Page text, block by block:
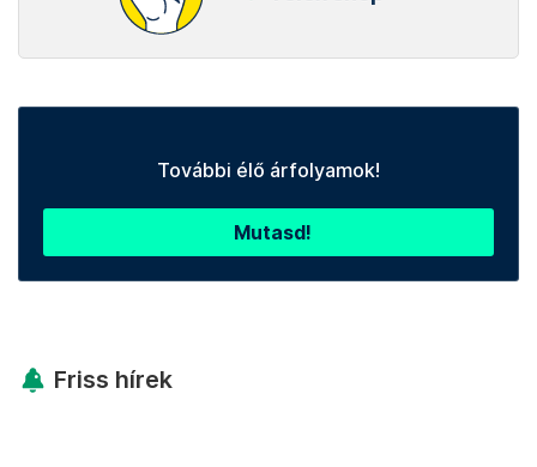
További élő árfolyamok!
Mutasd!
Friss hírek